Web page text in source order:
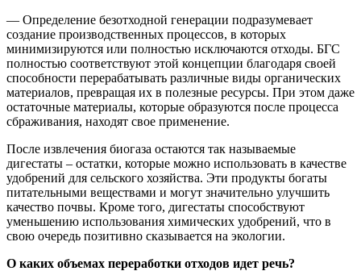
— Определение безотходной генерации подразумевает
создание производственных процессов, в которых
минимизируются или полностью исключаются отходы. БГС
полностью соответствуют этой концепции благодаря своей
способности перерабатывать различные виды органических
материалов, превращая их в полезные ресурсы. При этом даже
остаточные материалы, которые образуются после процесса
сбраживания, находят свое применение.
После извлечения биогаза остаются так называемые
дигестаты – остатки, которые можно использовать в качестве
удобрений для сельского хозяйства. Эти продукты богаты
питательными веществами и могут значительно улучшить
качество почвы. Кроме того, дигестаты способствуют
уменьшению использования химических удобрений, что в
свою очередь позитивно сказывается на экологии.
О каких объемах переработки отходов идет речь?